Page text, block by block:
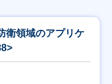
衛領域のアプリケ